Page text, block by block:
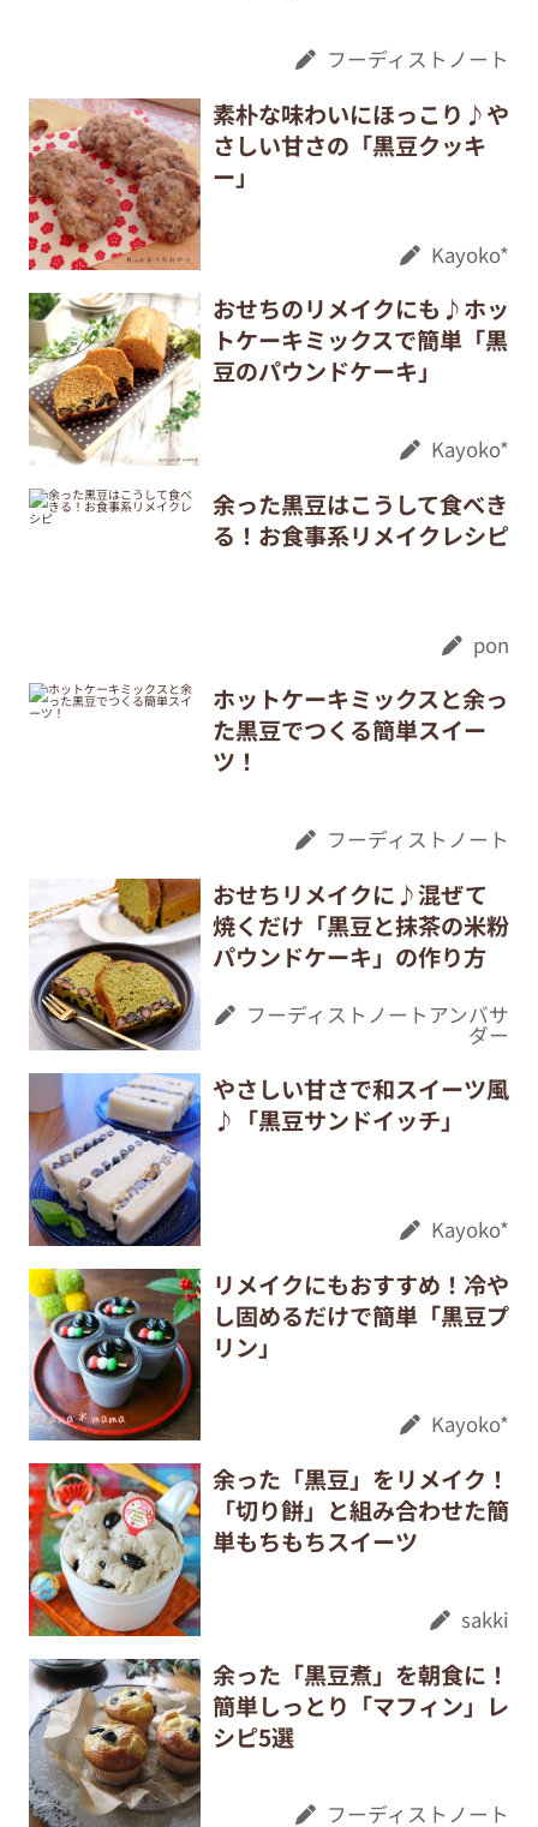
フーディストノート
素朴な味わいにほっこり♪や
さしい甘さの「黒豆クッキ
ー」
Kayoko*
おせちのリメイクにも♪ホッ
トケーキミックスで簡単「黒
豆のパウンドケーキ」
Kayoko*
余った黒豆はこうして食べき
る！お食事系リメイクレシピ
pon
ホットケーキミックスと余っ
た黒豆でつくる簡単スイー
ツ！
フーディストノート
おせちリメイクに♪混ぜて
焼くだけ「黒豆と抹茶の米粉
パウンドケーキ」の作り方
フーディストノートアンバサ
ダー
やさしい甘さで和スイーツ風
♪「黒豆サンドイッチ」
Kayoko*
リメイクにもおすすめ！冷や
し固めるだけで簡単「黒豆プ
リン」
Kayoko*
余った「黒豆」をリメイク！
「切り餅」と組み合わせた簡
単もちもちスイーツ
sakki
余った「黒豆煮」を朝食に！
簡単しっとり「マフィン」レ
シピ5選
フーディストノート